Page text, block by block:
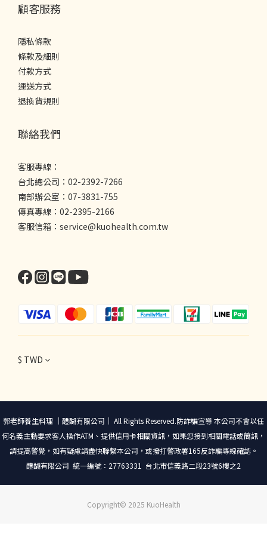
顧客服務
隱私條款
條款及細則
付款方式
運送方式
退換貨規則
聯絡我們
客服專線：
台北總公司：02-2392-7266
南部辦公室：07-3831-755
傳真專線：02-2395-2166
客服信箱：service@kuohealth.com.tw
$ TWD
郭老師養生料理 ｜醴醐有限公司｜ All Rights Reserved.防詐騙宣導 本公司不會以任
何名義主動要求客人操作ATM、提供信用卡相關資訊，如果您接到相關電話或簡訊，
請提高警覺，如有疑慮請盡快聯繫本公司，或撥打警政署165反詐騙專線確認。
醴醐有限公司 統一編號：27763331 台北市信義路二段23號6樓之2
Copyright© 2025 KuoHealth